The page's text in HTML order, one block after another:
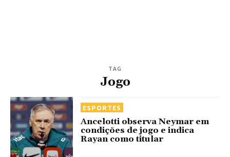
TAG
Jogo
ESPORTES
Ancelotti observa Neymar em
condições de jogo e indica
Rayan como titular